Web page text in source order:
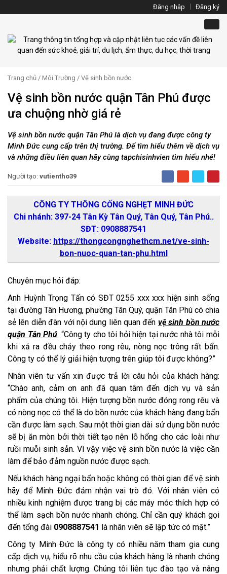
Đăng nhập Đăng ký
Trang chủ / Môi Trường / Vệ sinh bồn nước
Vệ sinh bồn nước quận Tân Phú được
ưa chuộng nhờ giá rẻ
Vệ sinh bồn nước quận Tân Phú là dịch vụ đang được công ty
Minh Đức cung cấp trên thị trường. Để tìm hiểu thêm về dịch vụ
và những điều liên quan hãy cùng tapchisinhvien tìm hiểu nhé!
Người tạo: vutientho39
CÔNG TY THÔNG CỐNG NGHẸT MINH ĐỨC
Chi nhánh: 397-24 Tân Kỳ Tân Quý, Tân Quý, Tân Phú..
SĐT: 0908887541
Website: https://thongcongnghethcm.net/ve-sinh-
bon-nuoc-quan-tan-phu.html
Chuyên mục hỏi đáp:
Anh Huỳnh Trọng Tấn có SĐT 0255 xxx xxx hiện sinh sống
tại đường Tân Hương, phường Tân Quý, quận Tân Phú có chia
sẻ lên diễn đàn với nội dung liên quan đến vệ sinh bồn nước
quận Tân Phú: “Công ty cho tôi hỏi hiện tại nước nhà tôi mỗi
khi xả ra đều chảy theo rong rêu, nòng nọc trông rất bẩn.
Công ty có thể lý giải hiện tượng trên giúp tôi được không?”
Nhân viên tư vấn xin được trả lời câu hỏi của khách hàng:
“Chào anh, cảm ơn anh đã quan tâm đến dịch vụ và sản
phẩm của chúng tôi. Hiện tượng bồn nước đóng rong rêu và
có nòng nọc có thể là do bồn nước của khách hàng đang bẩn
cần được làm sạch. Sau một thời gian dài sử dụng bồn nước
sẽ bị ăn mòn bởi thời tiết tạo nên lỗ hổng cho các loài như
ruồi muỗi sinh sản. Vì vậy việc vệ sinh bồn nước là việc cần
làm để bảo đảm nguồn nước được sạch.
Nếu khách hàng ngại bẩn hoặc không có thời gian để vệ sinh
hãy để Minh Đức đảm nhận vai trò đó. Với nhân viên có
nhiều kinh nghiệm được trang bị các máy móc thích hợp có
thể làm sạch bồn nước nhanh chóng. Chỉ cần quý khách gọi
đến tổng đài 0908887541 là nhân viên sẽ lập tức có mặt.”
Công ty Minh Đức là công ty có nhiều năm tham gia cung
cấp dịch vụ, hiểu rõ nhu cầu của khách hàng là nhanh chóng
nhưng phải chất lượng. Chúng tôi liên tục đào tạo và nâng